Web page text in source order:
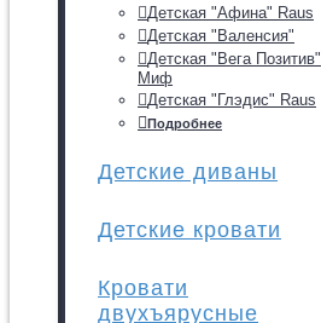
Детская "Афина" Raus
Детская "Валенсия"
Детская "Вега Позитив"
Миф
Детская "Глэдис" Raus
Подробнее
Детские диваны
Детские кровати
Кровати
двухъярусные